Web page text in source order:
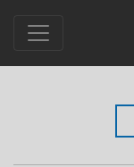
195273, Санкт-